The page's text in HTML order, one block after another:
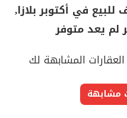
في أكتوبر بلازا,
المشابهة لك
مشابهة